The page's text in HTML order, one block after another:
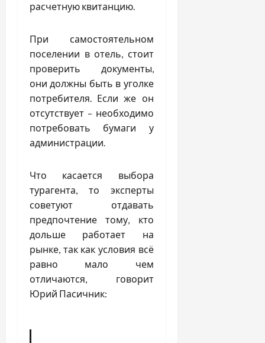
расчетную квитанцию.
При самостоятельном
поселении в отель, стоит
проверить документы,
они должны быть в уголке
потребителя. Если же он
отсутствует – необходимо
потребовать бумаги у
администрации.
Что касается выбора
турагента, то эксперты
советуют отдавать
предпочтение тому, кто
дольше работает на
рынке, так как условия всё
равно мало чем
отличаются, говорит
Юрий Пасичник: